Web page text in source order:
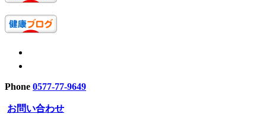
Phone 0577-77-9649
お問い合わせ